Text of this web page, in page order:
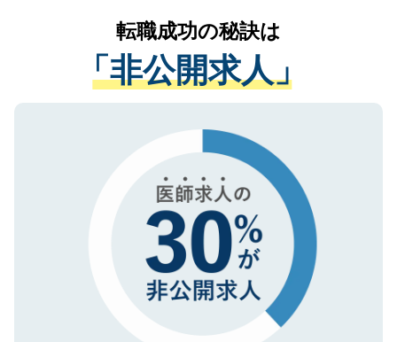
は、個人情報の取り扱いについての厳密な
管理基準を満たした事業者のみに付与され
る、プライバシーマークを取得済みです。
で、機密保持に関してもご安心ください。
かがいして、現在の医療機関の状況や紹介
経験をまじえながら、適切なアドバイスを
させていただきます。すぐにご転職をされ
ない方には、長期的なサポートが可能です
ので、まずはご登録ください。
転職成功の秘訣は
「非公開求人」